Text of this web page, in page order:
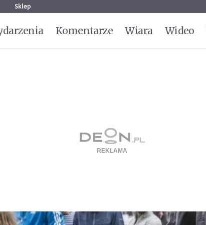
Sklep
Komentarze Wiara Wideo